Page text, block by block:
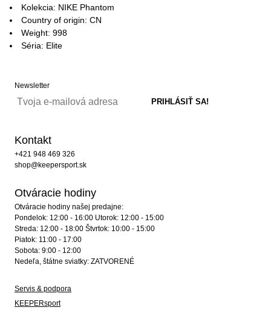
Kolekcia: NIKE Phantom
Country of origin: CN
Weight: 998
Séria: Elite
Newsletter
Kontakt
+421 948 469 326
shop@keepersport.sk
Otváracie hodiny
Otváracie hodiny našej predajne:
Pondelok: 12:00 - 16:00 Utorok: 12:00 - 15:00
Streda: 12:00 - 18:00 Štvrtok: 10:00 - 15:00
Piatok: 11:00 - 17:00
Sobota: 9:00 - 12:00
Nedeľa, štátne sviatky: ZATVORENÉ
Servis & podpora
KEEPERsport